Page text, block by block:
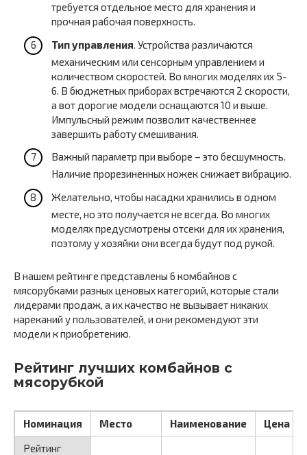
требуется отдельное место для хранения и
прочная рабочая поверхность.
Тип управления. Устройства различаются
механическим или сенсорным управлением и
количеством скоростей. Во многих моделях их 5-
6. В бюджетных приборах встречаются 2 скорости,
а вот дорогие модели оснащаются 10 и выше.
Импульсный режим позволит качественнее
завершить работу смешивания.
Важный параметр при выборе – это бесшумность.
Наличие прорезиненных ножек снижает вибрацию.
Желательно, чтобы насадки хранились в одном
месте, но это получается не всегда. Во многих
моделях предусмотрены отсеки для их хранения,
поэтому у хозяйки они всегда будут под рукой.
В нашем рейтинге представлены 6 комбайнов с
мясорубками разных ценовых категорий, которые стали
лидерами продаж, а их качество не вызывает никаких
нареканий у пользователей, и они рекомендуют эти
модели к приобретению.
Рейтинг лучших комбайнов с
мясорубкой
Номинация Место Наименование
Цена
Рейтинг